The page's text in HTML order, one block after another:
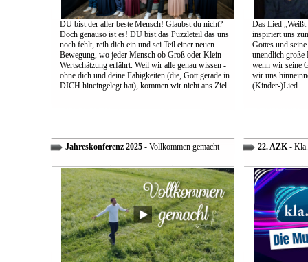
DU bist der aller beste Mensch! Glaubst du nicht?
Doch genauso ist es! DU bist das Puzzleteil das uns
noch fehlt, reih dich ein und sei Teil einer neuen
Bewegung, wo jeder Mensch ob Groß oder Klein
Wertschätzung erfährt. Weil wir alle genau wissen -
ohne dich und deine Fähigkeiten (die, Gott gerade in
DICH hineingelegt hat), kommen wir nicht ans Ziel…
Das Lied
inspiriert uns
Gottes und
unendlich große
wenn wir seine
wir uns
(Kinder-)Lied.
Jahreskonferenz 2025- Vollkommen gemacht 22. AZK-